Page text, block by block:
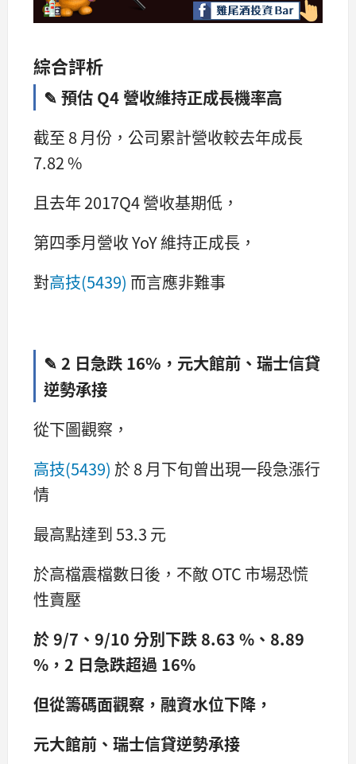
綜合評析
✎ 預估 Q4 營收維持正成長機率高
截至 8 月份，公司累計營收較去年成長
7.82 %
且去年 2017Q4 營收基期低，
第四季月營收 YoY 維持正成長，
對高技(5439) 而言應非難事
✎ 2 日急跌 16%，元大館前、瑞士信貸
逆勢承接
從下圖觀察，
高技(5439) 於 8 月下旬曾出現一段急漲行
情
最高點達到 53.3 元
於高檔震檔數日後，不敵 OTC 市場恐慌
性賣壓
於 9/7、9/10 分別下跌 8.63 %、8.89
%，2 日急跌超過 16%
但從籌碼面觀察，融資水位下降，
元大館前、瑞士信貸逆勢承接